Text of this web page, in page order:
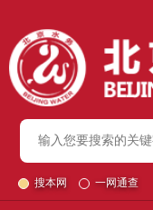
搜本网 一网通查